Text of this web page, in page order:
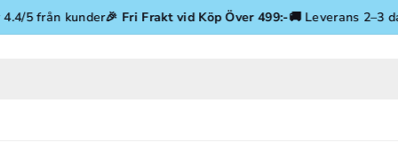
Gå vidare till innehåll
kunder🎉Fri Frakt vid Köp Över 499:-🚚 Leverans 2–3 dagar